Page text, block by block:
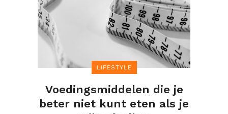
LIFESTYLE
Voedingsmiddelen die je
beter niet kunt eten als je